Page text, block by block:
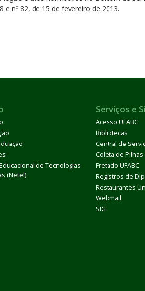
e nº 82, de 15 de fevereiro de 2013.
de Tecnologias
(Netel)
Serviços e
Acesso UFABC
Bibliotecas
Central de
Coleta de Pilhas
Fretado UFABC
Registros de
Restaurantes
Webmail
SIG